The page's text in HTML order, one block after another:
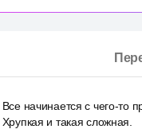
Все начинается с чего-то
Хрупкая и такая сложная.